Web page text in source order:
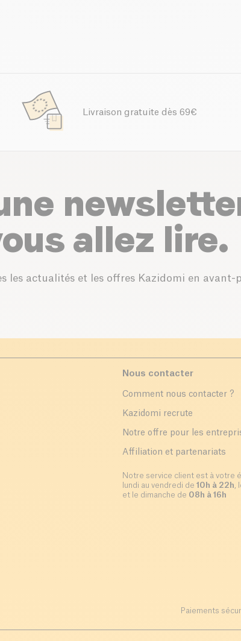
Livraison gratuite dès 69€
allez lire.
les actualités et les offres Kazidomi en avant-
Nous contacter
Comment nous contacter ?
Kazidomi recrute
Notre offre pour les
Affiliation et partenariats
Notre service client est à votre
lundi au vendredi de 10h à 22h
et le dimanche de 08h à 16h
Paiements